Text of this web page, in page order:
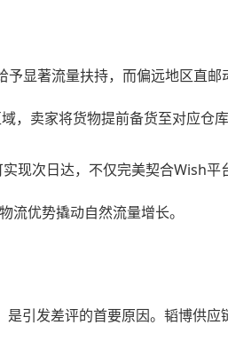
显著流量扶持，而偏远地区直
卖家将货物提前备货至对应仓
现次日达，不仅完美契合Wish
流优势撬动自然流量增长。
引发差评的首要原因。韬博供